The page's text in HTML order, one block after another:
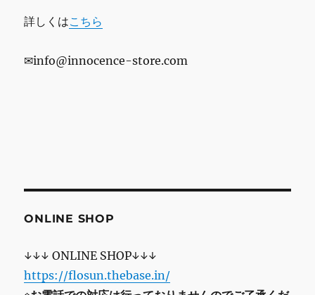
詳しくはこちら
✉info@innocence-store.com
ONLINE SHOP
↓↓↓ ONLINE SHOP↓↓↓
https://flosun.thebase.in/